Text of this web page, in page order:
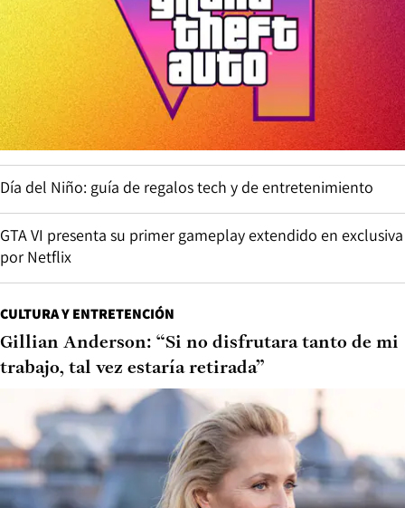
Día del Niño: guía de regalos tech y de entretenimiento
GTA VI presenta su primer gameplay extendido en exclusiva
por Netflix
CULTURA Y ENTRETENCIÓN
Gillian Anderson: “Si no disfrutara tanto de mi
trabajo, tal vez estaría retirada”